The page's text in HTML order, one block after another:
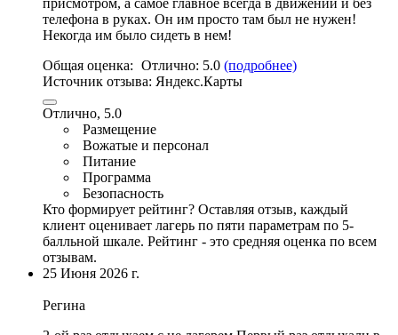
телефона в руках. Он им просто там был не нужен!
Некогда им было сидеть в нем!
Общая оценка: Отлично: 5.0 (подробнее)
Источник отзыва: Яндекс.Карты
Отлично, 5.0
Размещение
Вожатые и персонал
Питание
Программа
Безопасность
Кто формирует рейтинг? Оставляя отзыв, каждый
клиент оценивает лагерь по пяти параметрам по 5-
балльной шкале. Рейтинг - это средняя оценка по всем
отзывам.
25 Июня 2026 г.
Регина